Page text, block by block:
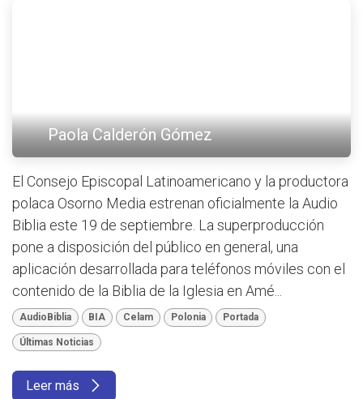
Paola Calderón Gómez
El Consejo Episcopal Latinoamericano y la productora
polaca Osorno Media estrenan oficialmente la Audio
Biblia este 19 de septiembre. La superproducción
pone a disposición del público en general, una
aplicación desarrollada para teléfonos móviles con el
contenido de la Biblia de la Iglesia en Amé...
AudioBiblia BIA Celam Polonia Portada
Últimas Noticias
Leer más